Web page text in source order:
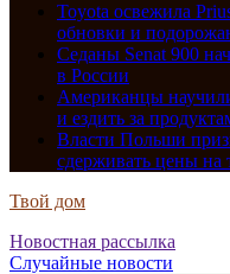
Toyota освежила
обновки и
Седаны Senat 900
в России
Американцы
и ездить за
Власти Польши
сдерживать цены на
Твой дом
Новостная рассылка
Случайные новости